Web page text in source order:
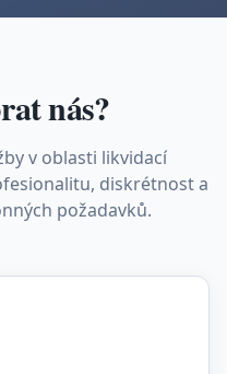
nás?
v oblasti likvidací
diskrétnost a
požadavků.